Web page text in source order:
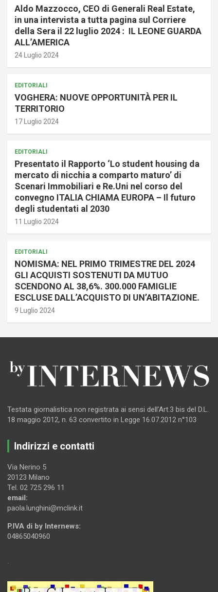
Aldo Mazzocco, CEO di Generali Real Estate,
in una intervista a tutta pagina sul Corriere
della Sera il 22 luglio 2024 : IL LEONE GUARDA
ALL’AMERICA
24 Luglio 2024
EDITORIALI
VOGHERA: NUOVE OPPORTUNITÀ PER IL
TERRITORIO
17 Luglio 2024
EDITORIALI
Presentato il Rapporto ‘Lo student housing da
mercato di nicchia a comparto maturo’ di
Scenari Immobiliari e Re.Uni nel corso del
convegno ITALIA CHIAMA EUROPA – Il futuro
degli studentati al 2030
11 Luglio 2024
EDITORIALI
NOMISMA: NEL PRIMO TRIMESTRE DEL 2024
GLI ACQUISTI SOSTENUTI DA MUTUO
SCENDONO AL 38,6%. 300.000 FAMIGLIE
ESCLUSE DALL’ACQUISTO DI UN’ABITAZIONE.
9 Luglio 2024
Testata giornalistica non registrata ai sensi dell’Art.3 bis del D.L.
18 maggio 2012, n. 63 convertito in Legge 16.07.2012 n°103
Indirizzi e contatti
Via Nerino 5
20123 Milano
Tel. 02 725 296 11
email:
paola.lunghini@mclink.it
P.IVA di by Internews:
04865040960
.